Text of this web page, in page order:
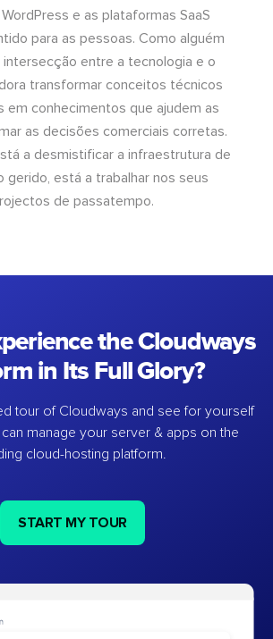
e as plataformas SaaS
para as pessoas. Como alguém
intersecção entre a tecnologia e o
transformar conceitos técnicos
em conhecimentos que ajudem as
as decisões comerciais corretas.
a desmistificar a infraestrutura de
gerido, está a trabalhar nos seus
de passatempo.
the Cloudways
in Its Full Glory?
tour of Cloudways and see for yourself
manage your server & apps on the
cloud-hosting platform.
START MY TOUR